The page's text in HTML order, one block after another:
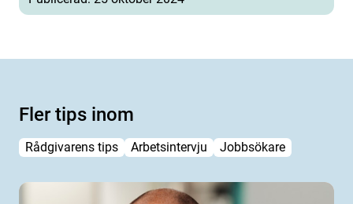
Fler tips inom
Rådgivarens tips Arbetsintervju Jobbsökare